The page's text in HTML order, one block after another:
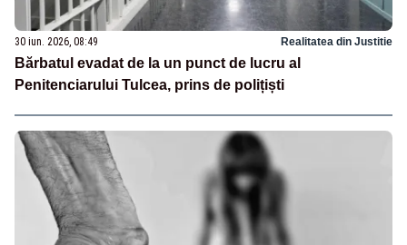
30 iun. 2026, 08:49 Realitatea din Justitie
Bărbatul evadat de la un punct de lucru al
Penitenciarului Tulcea, prins de polițiști